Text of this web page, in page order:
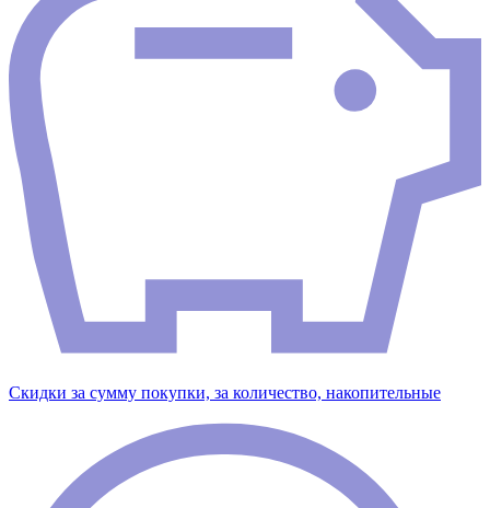
Скидки за сумму покупки, за количество, накопительные